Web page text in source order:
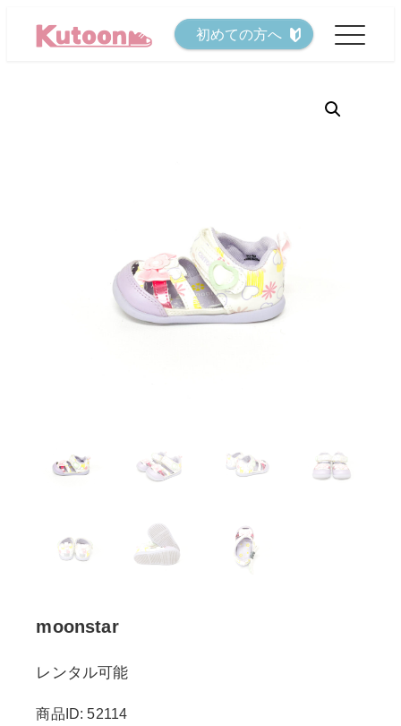
初めての方へ
moonstar
レンタル可能
商品ID: 52114